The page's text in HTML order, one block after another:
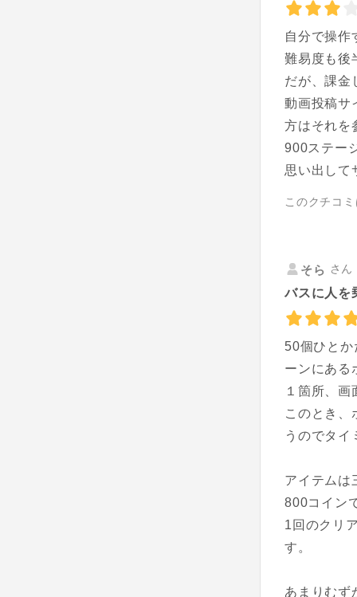
自分で操作
難易度も後
だが、課金
動画投稿サ
方はそれを
900ステー
思い出して
このクチコ
そら さ
バスに人を
50個ひと
ーンにある
１箇所、
このとき、
うのでタイ
アイテムは
800コイン
1回のクリ
す。
あまりむず